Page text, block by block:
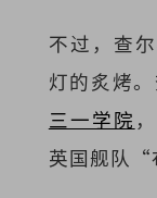
不过，查
灯的炙烤
三一学院
英国舰队“